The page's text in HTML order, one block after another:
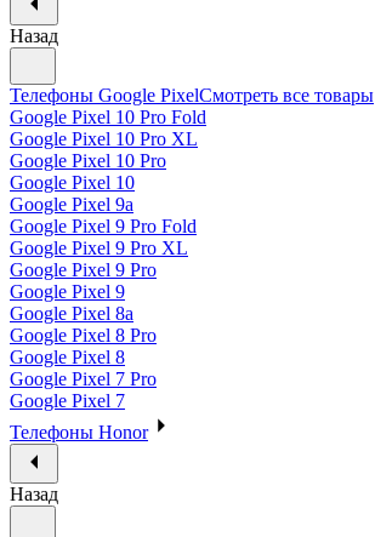
Назад
Телефоны Google PixelСмотреть все товары
Google Pixel 10 Pro Fold
Google Pixel 10 Pro XL
Google Pixel 10 Pro
Google Pixel 10
Google Pixel 9a
Google Pixel 9 Pro Fold
Google Pixel 9 Pro XL
Google Pixel 9 Pro
Google Pixel 9
Google Pixel 8a
Google Pixel 8 Pro
Google Pixel 8
Google Pixel 7 Pro
Google Pixel 7
Телефоны Honor
Назад